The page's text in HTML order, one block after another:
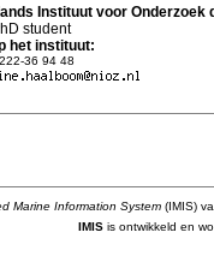
Instituut voor Onderzoek
student
het instituut:
36 94 48
Marine Information System (IMIS)
IMIS is ontwikkeld en